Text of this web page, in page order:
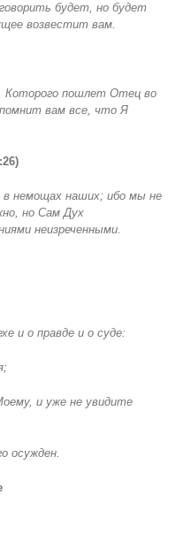
будет, но будет
возвестит вам.
пошлет Отец во
вам все, что Я
в немощах наших; ибо мы не
но Сам Дух
неизреченными.
и о правде и о суде:
и уже не увидите
осужден.